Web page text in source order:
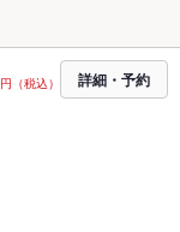
円（税込） 詳細・予約